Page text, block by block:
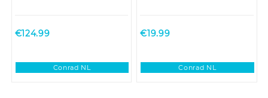
€124.99
Conrad NL
€19.99
Conrad NL